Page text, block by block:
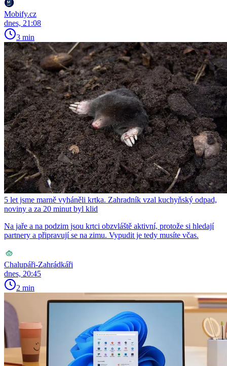
Mobify.cz
dnes, 21:08
3 min
5 let jsme marně vyháněli krtka. Zahradník vzal kuchyňský odpad,
noviny a za 20 minut byl klid
Na jaře a na podzim jsou krtci obzvláště aktivní, protože si hledají
partnery a připravují se na zimu. Vypudit je tedy musíte včas.
Chalupáři-Zahrádkáři
dnes, 20:45
2 min